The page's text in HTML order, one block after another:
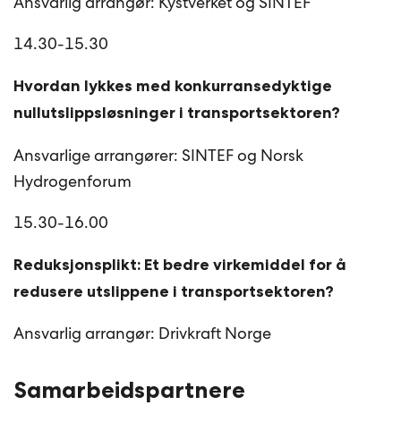
14.30-15.30
Hvordan lykkes med konkurransedyktige
nullutslippsløsninger i transportsektoren?
Ansvarlige arrangører: SINTEF og Norsk
Hydrogenforum
15.30-16.00
Reduksjonsplikt: Et bedre virkemiddel for å
redusere utslippene i transportsektoren?
Ansvarlig arrangør: Drivkraft Norge
Samarbeidspartnere